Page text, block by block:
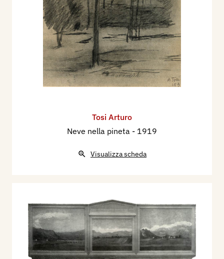
Tosi Arturo
Neve nella pineta - 1919
Visualizza scheda